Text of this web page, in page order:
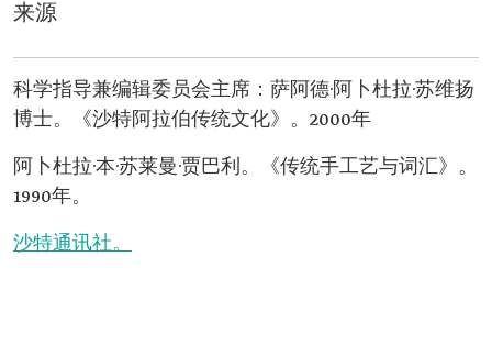
来源
科学指导兼编辑委员会主席：萨阿德·阿卜杜拉·苏维扬
博士。《沙特阿拉伯传统文化》。2000年
阿卜杜拉·本·苏莱曼·贾巴利。《传统手工艺与词汇》。
1990年。
沙特通讯社。